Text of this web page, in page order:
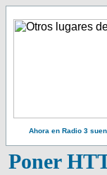
Ahora en Radio 3
Poner